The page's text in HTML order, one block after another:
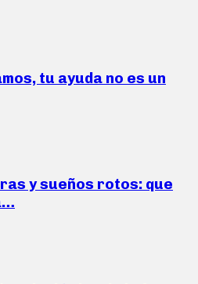
tu ayuda no es un
y sueños rotos: que